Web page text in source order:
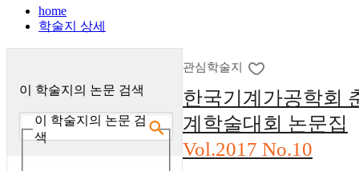
home
학술지 상세
이 학술지의 논문 검색
이 학술지의 논문 검
색
관심학술지
한국기계가공학회
계학술대회 논문집
Vol.2017 No.10